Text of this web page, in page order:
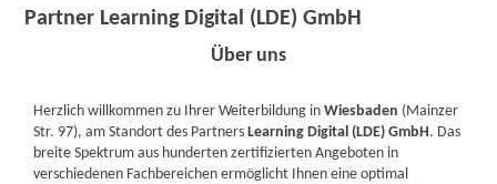
Partner Learning Digital (LDE) GmbH
Über uns
Herzlich willkommen zu Ihrer Weiterbildung inWiesbaden (Mainzer
Str. 97), am Standort des PartnersLearning Digital (LDE) GmbH. Das
breite Spektrum aus hunderten zertifizierten Angeboten in
verschiedenen Fachbereichen ermöglicht Ihnen eine optimal